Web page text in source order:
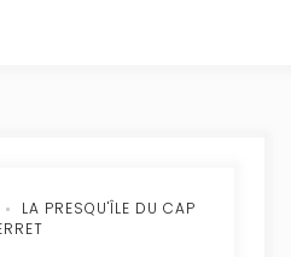
LA PRESQU'ÎLE DU CAP